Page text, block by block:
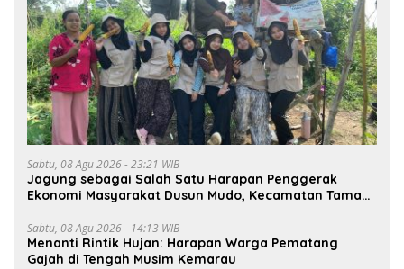
Sabtu, 08 Agu 2026 - 23:21 WIB
Jagung sebagai Salah Satu Harapan Penggerak
Ekonomi Masyarakat Dusun Mudo, Kecamatan Taman
Sabtu, 08 Agu 2026 - 14:13 WIB
Menanti Rintik Hujan: Harapan Warga Pematang
Gajah di Tengah Musim Kemarau